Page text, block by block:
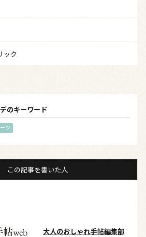
ック
のキーワード
ツ
この記事を書いた人
大人のおしゃれ手帖編集部